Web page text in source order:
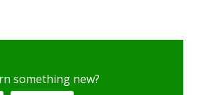
something new?